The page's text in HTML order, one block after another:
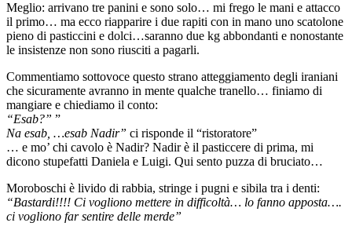
Meglio: arrivano tre panini e sono solo… mi frego le mani e attacco
il primo… ma ecco riapparire i due rapiti con in mano uno scatolone
pieno di pasticcini e dolci…saranno due kg abbondanti e nonostante
le insistenze non sono riusciti a pagarli.
Commentiamo sottovoce questo strano atteggiamento degli iraniani
che sicuramente avranno in mente qualche tranello… finiamo di
mangiare e chiediamo il conto:
“Esab?” ”
Na esab, …esab Nadir” ci risponde il “ristoratore”
… e mo’ chi cavolo è Nadir? Nadir è il pasticcere di prima, mi
dicono stupefatti Daniela e Luigi. Qui sento puzza di bruciato…
Moroboschi è livido di rabbia, stringe i pugni e sibila tra i denti:
“Bastardi!!!! Ci vogliono mettere in difficoltà… lo fanno apposta….
ci vogliono far sentire delle merde”